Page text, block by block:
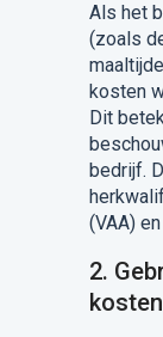
Als het
(zoals
kosten
Dit
bedrijf.
(VAA)
2.